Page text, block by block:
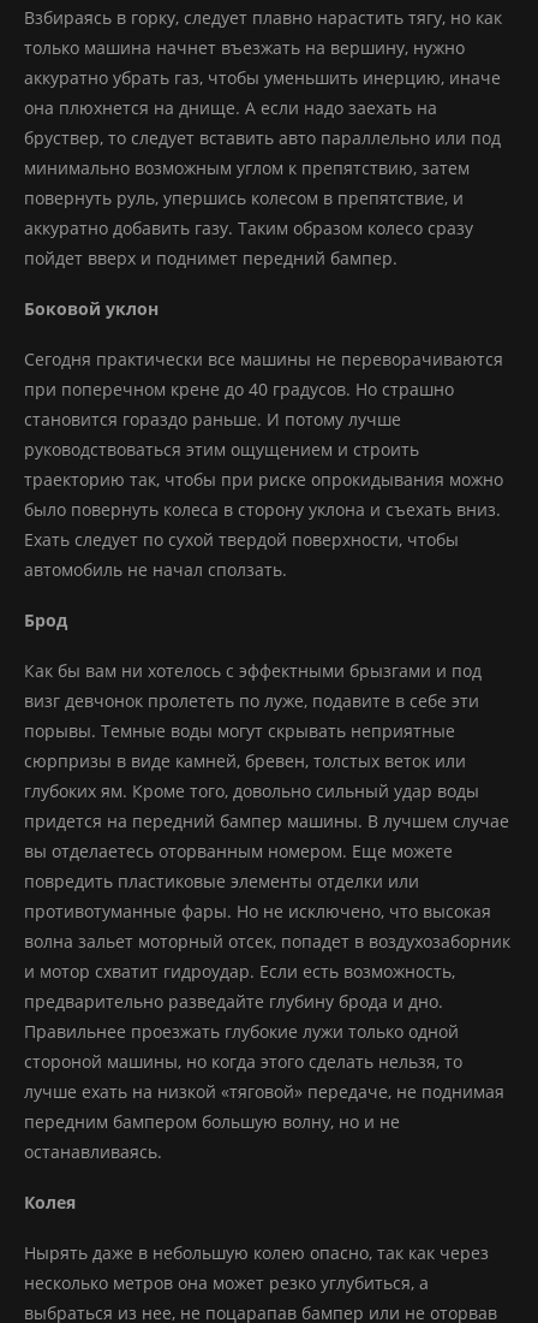
Взбираясь в горку, следует плавно нарастить тягу, но как
только машина начнет въезжать на вершину, нужно
аккуратно убрать газ, чтобы уменьшить инерцию, иначе
она плюхнется на днище. А если надо заехать на
бруствер, то следует вставить авто параллельно или под
минимально возможным углом к препятствию, затем
повернуть руль, упершись колесом в препятствие, и
аккуратно добавить газу. Таким образом колесо сразу
пойдет вверх и поднимет передний бампер.
Боковой уклон
Сегодня практически все машины не переворачиваются
при поперечном крене до 40 градусов. Но страшно
становится гораздо раньше. И потому лучше
руководствоваться этим ощущением и строить
траекторию так, чтобы при риске опрокидывания можно
было повернуть колеса в сторону уклона и съехать вниз.
Ехать следует по сухой твердой поверхности, чтобы
автомобиль не начал сползать.
Брод
Как бы вам ни хотелось с эффектными брызгами и под
визг девчонок пролететь по луже, подавите в себе эти
порывы. Темные воды могут скрывать неприятные
сюрпризы в виде камней, бревен, толстых веток или
глубоких ям. Кроме того, довольно сильный удар воды
придется на передний бампер машины. В лучшем случае
вы отделаетесь оторванным номером. Еще можете
повредить пластиковые элементы отделки или
противотуманные фары. Но не исключено, что высокая
волна зальет моторный отсек, попадет в воздухозаборник
и мотор схватит гидроудар. Если есть возможность,
предварительно разведайте глубину брода и дно.
Правильнее проезжать глубокие лужи только одной
стороной машины, но когда этого сделать нельзя, то
лучше ехать на низкой «тяговой» передаче, не поднимая
передним бампером большую волну, но и не
останавливаясь.
Колея
Нырять даже в небольшую колею опасно, так как через
несколько метров она может резко углубиться, а
выбраться из нее, не поцарапав бампер или не оторвав